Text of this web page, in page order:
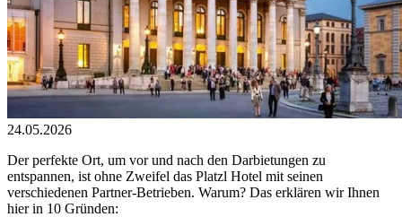
24.05.2026
Der perfekte Ort, um vor und nach den Darbietungen zu
entspannen, ist ohne Zweifel das Platzl Hotel mit seinen
verschiedenen Partner-Betrieben. Warum? Das erklären wir Ihnen
hier in 10 Gründen: